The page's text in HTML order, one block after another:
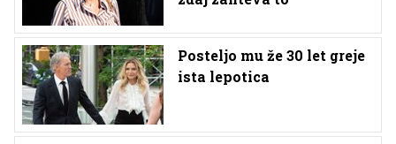
Posteljo mu že 30 let greje
ista lepotica